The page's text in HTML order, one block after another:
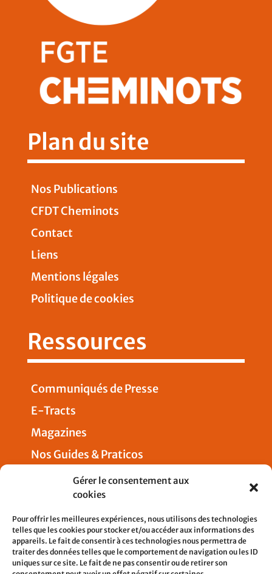
Gérer le consentement aux
cookies
Pour offrir les meilleures expériences, nous utilisons des technologies
telles que les cookies pour stocker et/ou accéder aux informations des
appareils. Le fait de consentir à ces technologies nous permettra de
traiter des données telles que le comportement de navigation ou les ID
uniques sur ce site. Le fait de ne pas consentir ou de retirer son
Plan du site
Nos Publications
CFDT Cheminots
Contact
Liens
Mentions légales
Politique de cookies
Ressources
Communiqués de Presse
E-Tracts
Magazines
Nos Guides & Praticos
Nous joindre
5, rue Pleyel